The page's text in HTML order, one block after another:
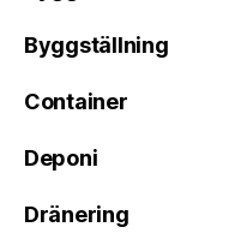
Byggställning
Container
Deponi
Dränering